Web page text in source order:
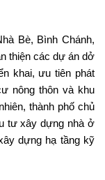
Bè, Bình Chánh,
thiện các dự án dở
khai, ưu tiên phát
nông thôn và khu
thành phố chủ
tư xây dựng nhà ở
dựng hạ tầng kỹ